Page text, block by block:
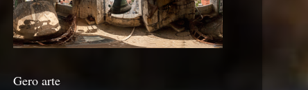
Gero arte